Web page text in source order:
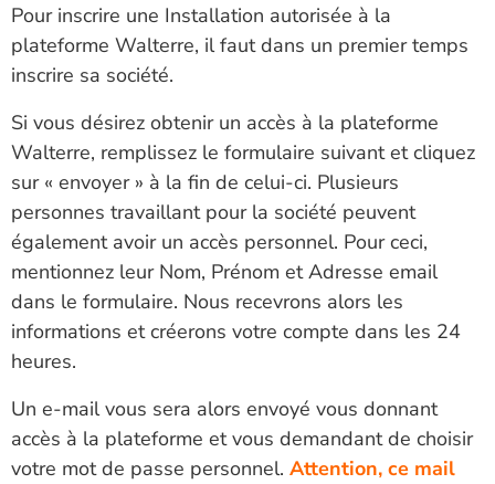
Pour inscrire une Installation autorisée à la
plateforme Walterre, il faut dans un premier temps
inscrire sa société.
Si vous désirez obtenir un accès à la plateforme
Walterre, remplissez le formulaire suivant et cliquez
sur « envoyer » à la fin de celui-ci. Plusieurs
personnes travaillant pour la société peuvent
également avoir un accès personnel. Pour ceci,
mentionnez leur Nom, Prénom et Adresse email
dans le formulaire. Nous recevrons alors les
informations et créerons votre compte dans les 24
heures.
Un e-mail vous sera alors envoyé vous donnant
accès à la plateforme et vous demandant de choisir
votre mot de passe personnel. Attention, ce mail